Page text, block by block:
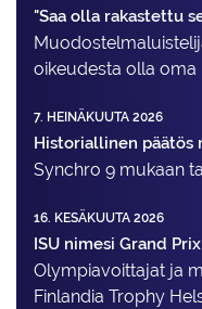
"Saa olla rakastettu
oikeudesta olla oma
7. HEINÄKUUTA 2026
Historiallinen
Synchro 9 mukaan
16. KESÄKUUTA 2026
ISU nimesi Grand
Olympiavoittajat ja
Finlandia Trophy